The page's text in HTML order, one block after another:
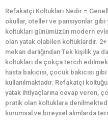
Refakatçi Koltukları Nedir =
okullar, oteller ve pansiyonlar
koltukları günümüzün modern
olan yatak olabilen koltuklardır.
mekan darlığından Tek kişilik ya
koltukları da çokça tercih
hasta bakıcısı, çocuk bakıcısı
kullanılmaktadır. Refakatçi
yatak ihtiyaçlarına cevap veren,
pratik olan koltuklara
kurumsal ve bireysel alımlarda